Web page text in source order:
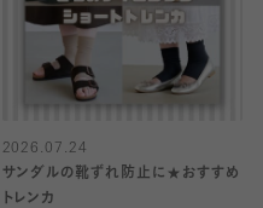
2026.07.24
サンダルの靴ずれ防止に★おすすめ
トレンカ